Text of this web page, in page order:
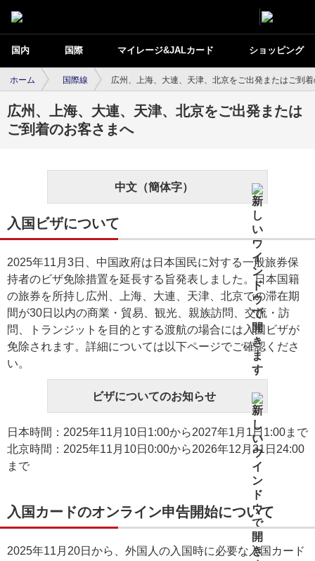
国内 国際 マイレージ&JALカード ショッピング
ホーム 国際線 広州、上海、大連、天津、北京をご出発またはご到
広州、上海、大連、天津、北京をご出発または
ご到着のお客さまへ
中文（簡体字）
入国ビザについて
2025年11月3日、中国政府は日本国民に対する一般旅券保
持者のビザ免除措置を延長する旨発表しました。日本国籍
の旅券を所持し広州、上海、大連、天津、北京での滞在期
間が30日以内の商業・貿易、観光、親族訪問、交流・訪
問、トランジットを目的とする渡航の場合には入国ビザが
免除されます。詳細については以下ページでご確認くださ
い。
ビザについてのお知らせ
日本時間：2025年11月10日1:00から2027年1月1日1:00まで
北京時間：2025年11月10日0:00から2026年12月31日24:00
まで
入国カードのオンライン申告開始について
2025年11月20日から、外国人の入国時に必要な入国カード